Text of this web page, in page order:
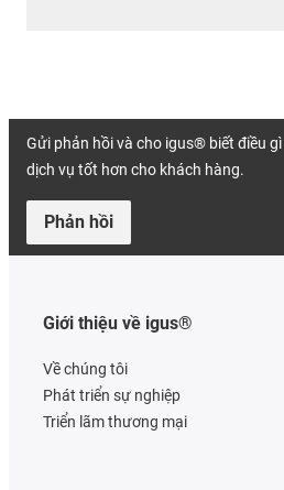
Gửi phản hồi và cho igus® biết điều
dịch vụ tốt hơn cho khách hàng.
Phản hồi
Giới thiệu về igus®
Về chúng tôi
Phát triển sự nghiệp
Triển lãm thương mại